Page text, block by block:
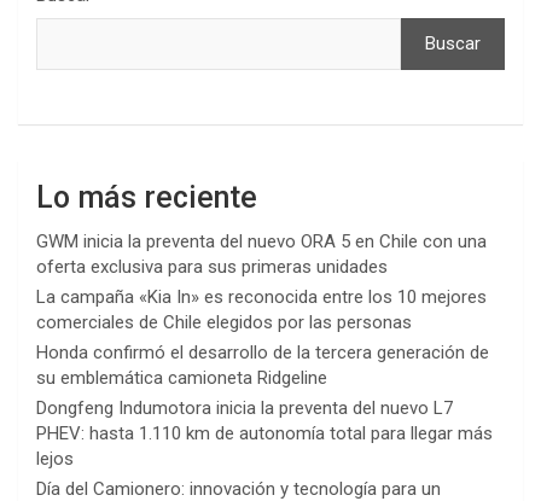
Buscar
Lo más reciente
GWM inicia la preventa del nuevo ORA 5 en Chile con una
oferta exclusiva para sus primeras unidades
La campaña «Kia In» es reconocida entre los 10 mejores
comerciales de Chile elegidos por las personas
Honda confirmó el desarrollo de la tercera generación de
su emblemática camioneta Ridgeline
Dongfeng Indumotora inicia la preventa del nuevo L7
PHEV: hasta 1.110 km de autonomía total para llegar más
lejos
Día del Camionero: innovación y tecnología para un